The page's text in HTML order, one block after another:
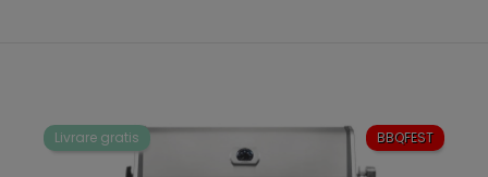
BBQFEST
Livrare gratis